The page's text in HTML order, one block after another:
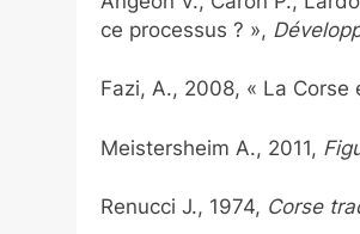
ce processus ? »,
Fazi, A., 2008, « La
Meistersheim A., 2011,
Renucci J., 1974, Corse